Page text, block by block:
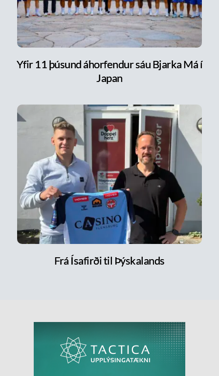
Yfir 11 þúsund áhorfendur sáu Bjarka Má í
Japan
Frá Ísafirði til Þýskalands